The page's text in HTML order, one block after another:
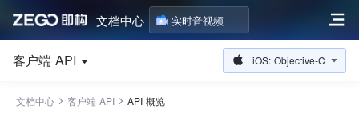
文档中心 实时音视频
客户端 API iOS: Objective-C
文档中心 客户端 API API 概览